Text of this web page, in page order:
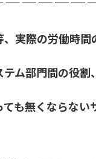
実際の労働時
ム部門間の役割
も無くならない